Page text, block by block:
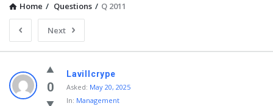
Home / Questions / Q 2011
Next
0
Lavillcrype
Asked: May 20, 2025
In: Management